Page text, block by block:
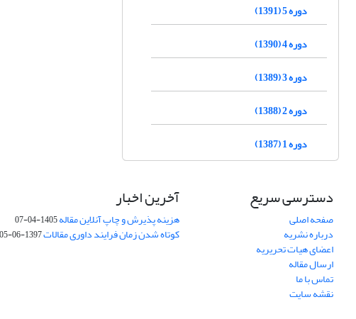
دوره 5 (1391)
دوره 4 (1390)
دوره 3 (1389)
دوره 2 (1388)
دوره 1 (1387)
دسترسی سریع
صفحه اصلی
درباره نشریه
اعضای هیات تحریریه
ارسال مقاله
تماس با ما
نقشه سایت
آخرین اخبار
هزینه پذیرش و چاپ آنلاین مقاله1405-04-07
کوتاه شدن زمان فرایند داوری مقالات1397-06-05